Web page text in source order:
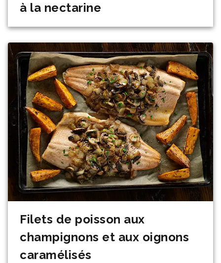
à la nectarine
Filets de poisson aux
champignons et aux oignons
caramélisés